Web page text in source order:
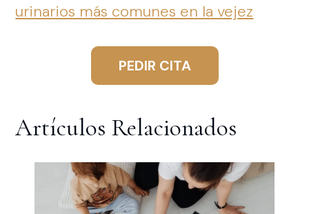
urinarios más comunes en la vejez
PEDIR CITA
Artículos Relacionados